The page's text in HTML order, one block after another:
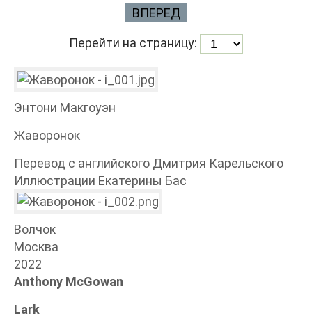
ВПЕРЕД
Перейти на страницу:
Энтони Макгоуэн
Жаворонок
Перевод с английского Дмитрия Карельского
Иллюстрации Екатерины Бас
Волчок
Москва
2022
Anthony McGowan
Lark